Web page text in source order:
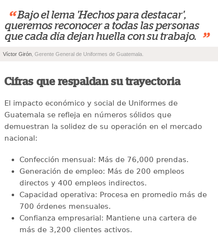
“ Bajo el lema 'Hechos para destacar',
queremos reconocer a todas las personas
que cada día dejan huella con su trabajo.
”
Víctor Girón , Gerente General de Uniformes de Guatemala.
Cifras que respaldan su trayectoria
El impacto económico y social de Uniformes de
Guatemala se refleja en números sólidos que
demuestran la solidez de su operación en el mercado
nacional:
Confección mensual: Más de 76,000 prendas.
Generación de empleo: Más de 200 empleos
directos y 400 empleos indirectos.
Capacidad operativa: Procesa en promedio más de
700 órdenes mensuales.
Confianza empresarial: Mantiene una cartera de
más de 3,200 clientes activos.